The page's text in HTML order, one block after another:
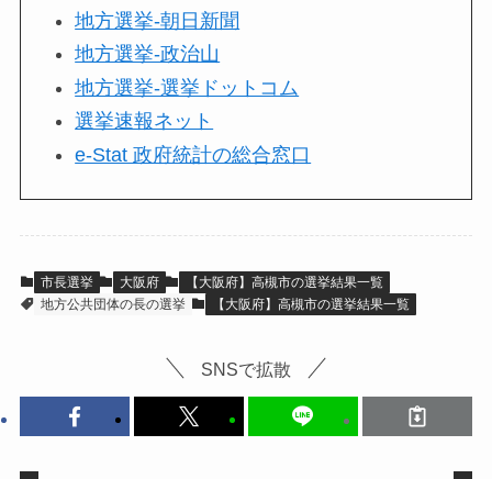
地方選挙-朝日新聞
地方選挙-政治山
地方選挙-選挙ドットコム
選挙速報ネット
e-Stat 政府統計の総合窓口
市長選挙 大阪府
【大阪府】高槻市の選挙結果一覧
地方公共団体の長の選挙
【大阪府】高槻市の選挙結果一覧
SNSで拡散